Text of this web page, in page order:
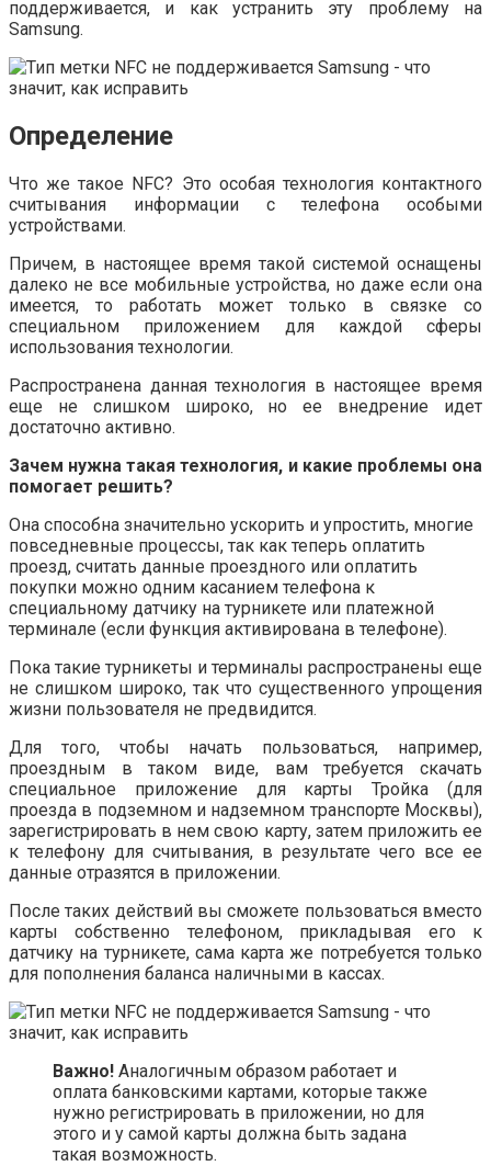
поддерживается, и как устранить эту проблему на
Samsung.
Определение
Что же такое NFC? Это особая технология контактного
считывания информации с телефона особыми
устройствами.
Причем, в настоящее время такой системой оснащены
далеко не все мобильные устройства, но даже если она
имеется, то работать может только в связке со
специальном приложением для каждой сферы
использования технологии.
Распространена данная технология в настоящее время
еще не слишком широко, но ее внедрение идет
достаточно активно.
Зачем нужна такая технология, и какие проблемы она
помогает решить?
Она способна значительно ускорить и упростить, многие
повседневные процессы, так как теперь оплатить
проезд, считать данные проездного или оплатить
покупки можно одним касанием телефона к
специальному датчику на турникете или платежной
терминале (если функция активирована в телефоне).
Пока такие турникеты и терминалы распространены еще
не слишком широко, так что существенного упрощения
жизни пользователя не предвидится.
Для того, чтобы начать пользоваться, например,
проездным в таком виде, вам требуется скачать
специальное приложение для карты Тройка (для
проезда в подземном и надземном транспорте Москвы),
зарегистрировать в нем свою карту, затем приложить ее
к телефону для считывания, в результате чего все ее
данные отразятся в приложении.
После таких действий вы сможете пользоваться вместо
карты собственно телефоном, прикладывая его к
датчику на турникете, сама карта же потребуется только
для пополнения баланса наличными в кассах.
Важно! Аналогичным образом работает и
оплата банковскими картами, которые также
нужно регистрировать в приложении, но для
этого и у самой карты должна быть задана
такая возможность.